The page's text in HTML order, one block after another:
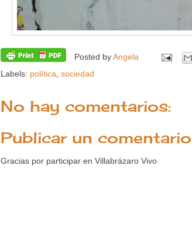
Posted byAngela
Labels: política sociedad
No hay comentarios:
Publicar un comentario
Gracias por participar en Villabrázaro Vivo